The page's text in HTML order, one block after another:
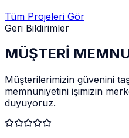
Tüm Projeleri Gör
Geri Bildirimler
MÜŞTERİ
Müşterilerimizin güvenini
memnuniyetini işimizin
duyuyoruz.